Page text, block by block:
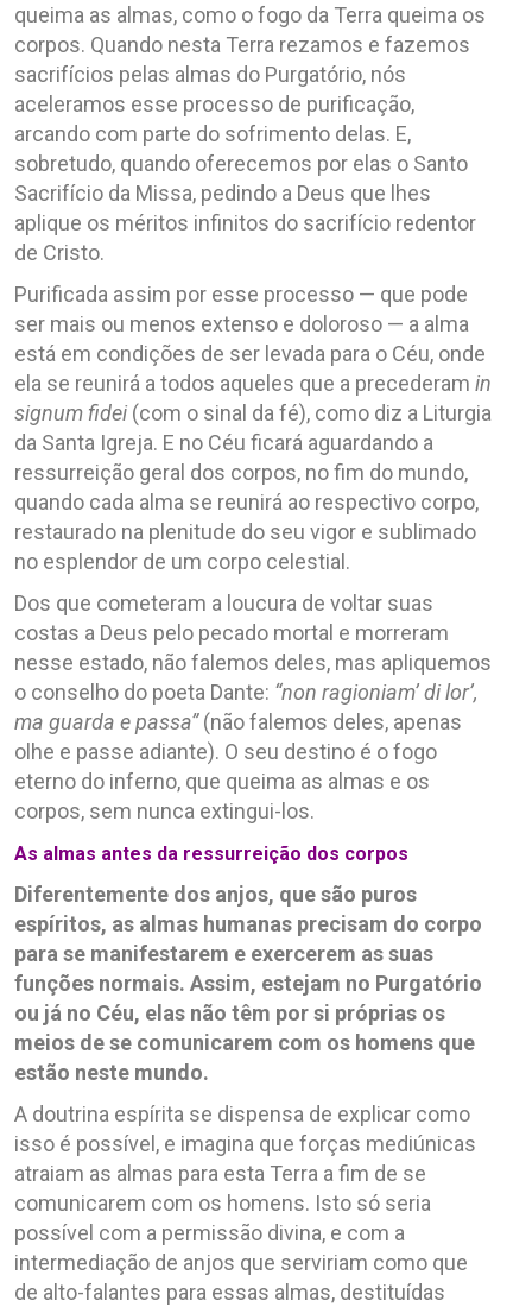
queima as almas, como o fogo da Terra queima os
corpos. Quando nesta Terra rezamos e fazemos
sacrifícios pelas almas do Purgatório, nós
aceleramos esse processo de purificação,
arcando com parte do sofrimento delas. E,
sobretudo, quando oferecemos por elas o Santo
Sacrifício da Missa, pedindo a Deus que lhes
aplique os méritos infinitos do sacrifício redentor
de Cristo.
Purificada assim por esse processo — que pode
ser mais ou menos extenso e doloroso — a alma
está em condições de ser levada para o Céu, onde
ela se reunirá a todos aqueles que a precederam in
signum fidei (com o sinal da fé), como diz a Liturgia
da Santa Igreja. E no Céu ficará aguardando a
ressurreição geral dos corpos, no fim do mundo,
quando cada alma se reunirá ao respectivo corpo,
restaurado na plenitude do seu vigor e sublimado
no esplendor de um corpo celestial.
Dos que cometeram a loucura de voltar suas
costas a Deus pelo pecado mortal e morreram
nesse estado, não falemos deles, mas apliquemos
o conselho do poeta Dante: “non ragioniam’ di lor’,
ma guarda e passa”(não falemos deles, apenas
olhe e passe adiante). O seu destino é o fogo
eterno do inferno, que queima as almas e os
corpos, sem nunca extingui-los.
As almas antes da ressurreição dos corpos
Diferentemente dos anjos, que são puros
espíritos, as almas humanas precisam do corpo
para se manifestarem e exercerem as suas
funções normais. Assim, estejam no Purgatório
ou já no Céu, elas não têm por si próprias os
meios de se comunicarem com os homens que
estão neste mundo.
A doutrina espírita se dispensa de explicar como
isso é possível, e imagina que forças mediúnicas
atraiam as almas para esta Terra a fim de se
comunicarem com os homens. Isto só seria
possível com a permissão divina, e com a
intermediação de anjos que serviriam como que
de alto-falantes para essas almas, destituídas